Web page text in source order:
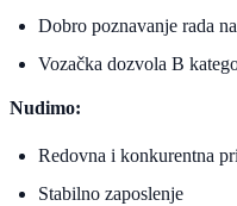
Dobro poznavanje rada
Vozačka dozvola B
Nudimo:
Redovna i konkurentna
Stabilno zaposlenje